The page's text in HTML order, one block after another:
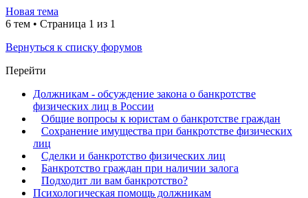
Новая тема
6 тем • Страница 1 из 1
Вернуться к списку форумов
Перейти
Должникам - обсуждение закона о банкротстве
физических лиц в России
Общие вопросы к юристам о банкротстве граждан
Сохранение имущества при банкротстве физических
лиц
Сделки и банкротство физических лиц
Банкротство граждан при наличии залога
Подходит ли вам банкротство?
Психологическая помощь должникам